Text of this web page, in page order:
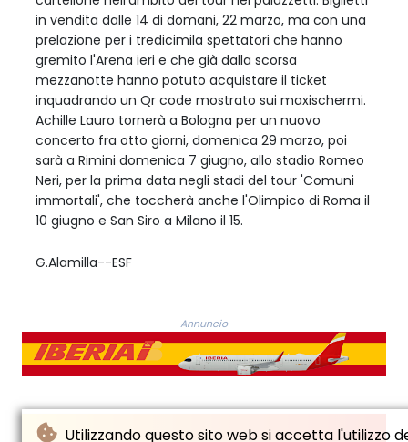
Utilizzando questo sito web si accetta l'utilizzo
in vendita dalle 14 di domani, 22 marzo, ma con una
prelazione per i tredicimila spettatori che hanno
gremito l'Arena ieri e che già dalla scorsa
mezzanotte hanno potuto acquistare il ticket
inquadrando un Qr code mostrato sui maxischermi.
Achille Lauro tornerà a Bologna per un nuovo
concerto fra otto giorni, domenica 29 marzo, poi
sarà a Rimini domenica 7 giugno, allo stadio Romeo
Neri, per la prima data negli stadi del tour 'Comuni
immortali', che toccherà anche l'Olimpico di Roma il
10 giugno e San Siro a Milano il 15.
G.Alamilla--ESF
Annuncio